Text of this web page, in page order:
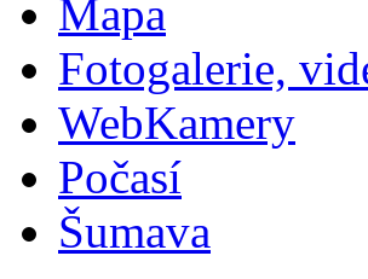
Mapa
Fotogalerie,
WebKamery
Počasí
Šumava